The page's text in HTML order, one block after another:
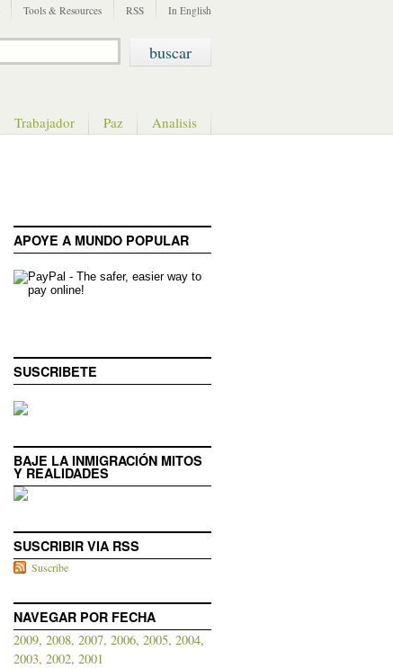
Tools & Resources RSS In English
Trabajador Paz Analisis
APOYE A MUNDO POPULAR
SUSCRIBETE
BAJE LA INMIGRACIÓN MITOS
Y REALIDADES
SUSCRIBIR VIA RSS
Suscribe
NAVEGAR POR FECHA
2009, 2008, 2007, 2006, 2005, 2004,
2003, 2002, 2001